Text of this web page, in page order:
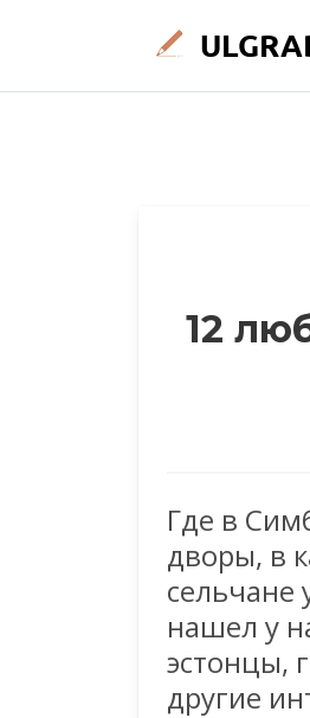
12
Где в
дворы, в
сельчане
нашел у
эстонцы,
другие